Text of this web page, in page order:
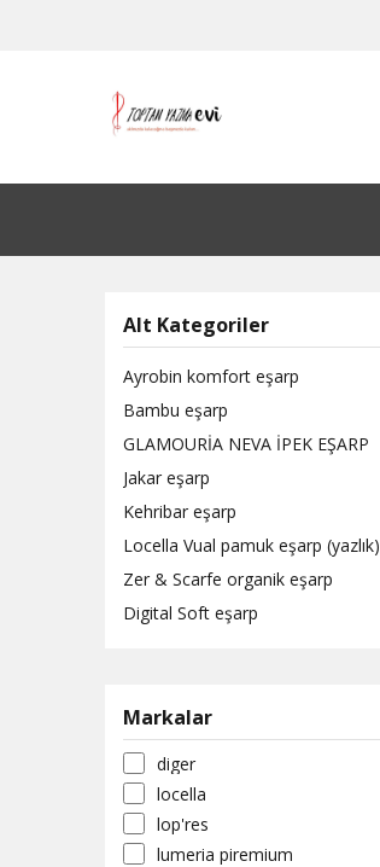
Alt Kategoriler
Ayrobin komfort eşarp
Bambu eşarp
GLAMOURİA NEVA İPEK EŞARP
Jakar eşarp
Kehribar eşarp
Locella Vual pamuk eşarp (yazlık)
Zer & Scarfe organik eşarp
Digital Soft eşarp
Markalar
diger
locella
lop'res
lumeria piremium